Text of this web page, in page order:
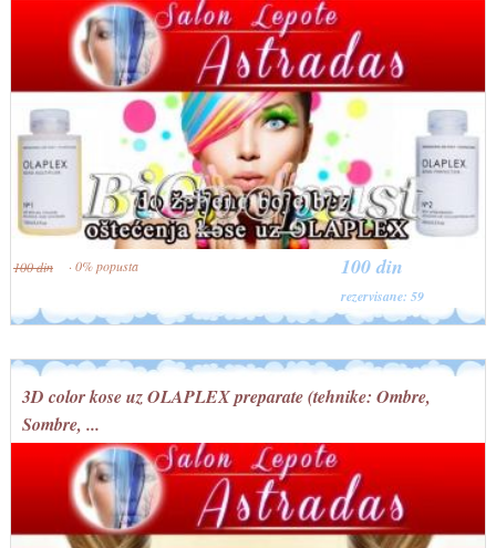
100 din
rezervisane: 59
100 din · 0% popusta
3D color kose uz OLAPLEX preparate (tehnike: Ombre,
Sombre, ...